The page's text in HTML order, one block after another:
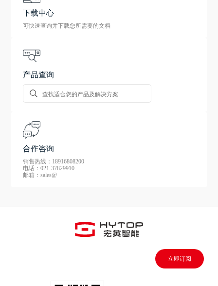
下载中心
可快速查询并下载您所需要的文档
产品查询
合作咨询
销售热线：18916808200
电话：021-37829910
邮箱：sales@
立即订阅